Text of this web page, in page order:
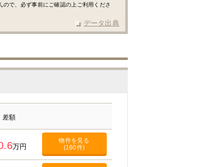
で、必ず事前にご確認の上ご利用くださ
データ出典
差額
万円
物件を見る
(160件)